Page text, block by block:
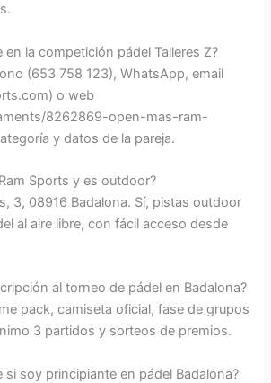
en la competición pádel Talleres Z?
(653 758 123), WhatsApp, email
o web
8262869-open-mas-ram-
y datos de la pareja.
Sports y es outdoor?
3, 08916 Badalona. Sí, pistas outdoor
al aire libre, con fácil acceso desde
al torneo de pádel en Badalona?
pack, camiseta oficial, fase de grupos
3 partidos y sorteos de premios.
si soy principiante en pádel Badalona?